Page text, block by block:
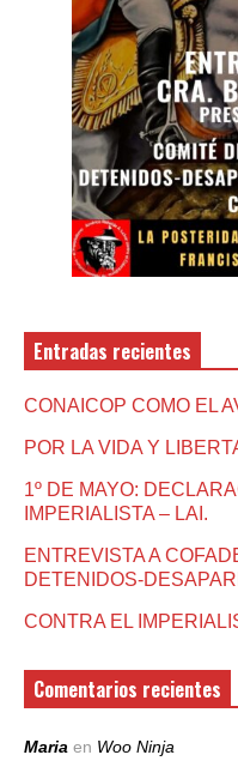
Entradas recientes
CONAICOP COMO EL
POR LA VIDA Y
1º DE MAYO:
IMPERIALISTA – LAI.
ENTREVISTA A
DETENIDOS-
CONTRA EL
Comentarios recientes
Maria en Woo Ninja